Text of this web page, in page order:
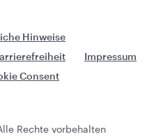
Hinweise
Impressum
Consent
Rechte vorbehalten